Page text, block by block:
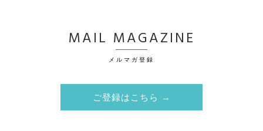
MAIL MAGAZINE
メルマガ登録
ご登録はこちら →